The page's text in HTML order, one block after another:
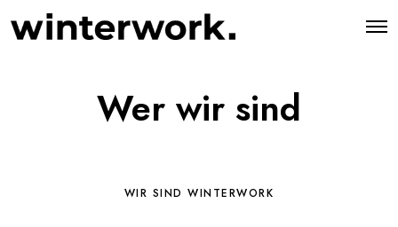
O
Wer wir sind
WIR SIND WINTERWORK